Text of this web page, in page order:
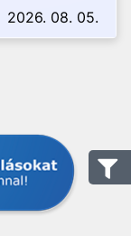
2026. 08. 05.